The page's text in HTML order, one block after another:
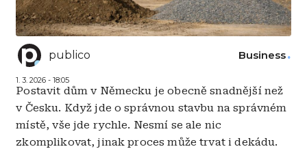
publico
1. 3. 2026 - 18:05
Business
Postavit dům v Německu je obecně snadnější než
v Česku. Když jde o správnou stavbu na správném
místě, vše jde rychle. Nesmí se ale nic
zkomplikovat, jinak proces může trvat i dekádu.